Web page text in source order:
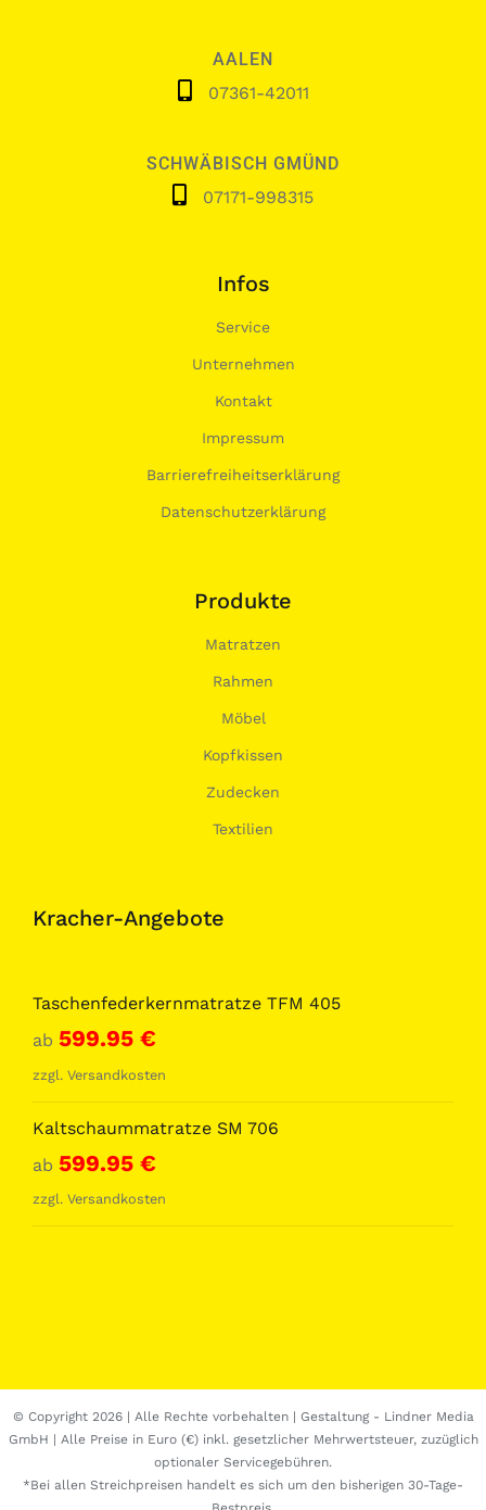
AALEN
07361-42011
SCHWÄBISCH GMÜND
07171-998315
Infos
Service
Unternehmen
Kontakt
Impressum
Barrierefreiheitserklärung
Datenschutzerklärung
Produkte
Matratzen
Rahmen
Möbel
Kopfkissen
Zudecken
Textilien
Kracher-Angebote
Taschenfederkernmatratze TFM 405
ab 599.95 €
zzgl. Versandkosten
Kaltschaummatratze SM 706
ab 599.95 €
zzgl. Versandkosten
© Copyright 2026 | Alle Rechte vorbehalten | Gestaltung - Lindner Media
GmbH | Alle Preise in Euro (€) inkl. gesetzlicher Mehrwertsteuer, zuzüglich
optionaler Servicegebühren.
*Bei allen Streichpreisen handelt es sich um den bisherigen 30-Tage-